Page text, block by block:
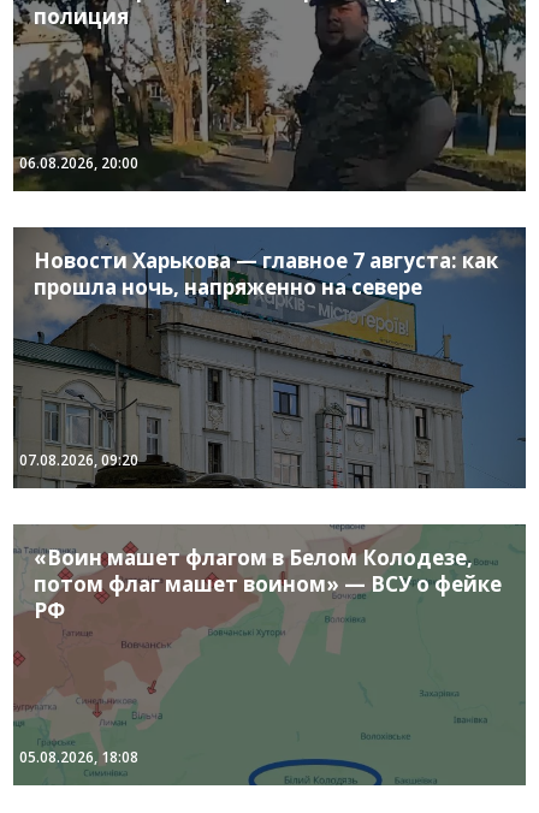
полиция
06.08.2026, 20:00
Новости Харькова — главное 7 августа: как
прошла ночь, напряженно на севере
07.08.2026, 09:20
«Воин машет флагом в Белом Колодезе,
потом флаг машет воином» — ВСУ о фейке
РФ
05.08.2026, 18:08